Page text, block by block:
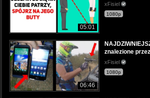
05:01
xFisiel
1080p
06:46
znalezione
xFisiel
1080p